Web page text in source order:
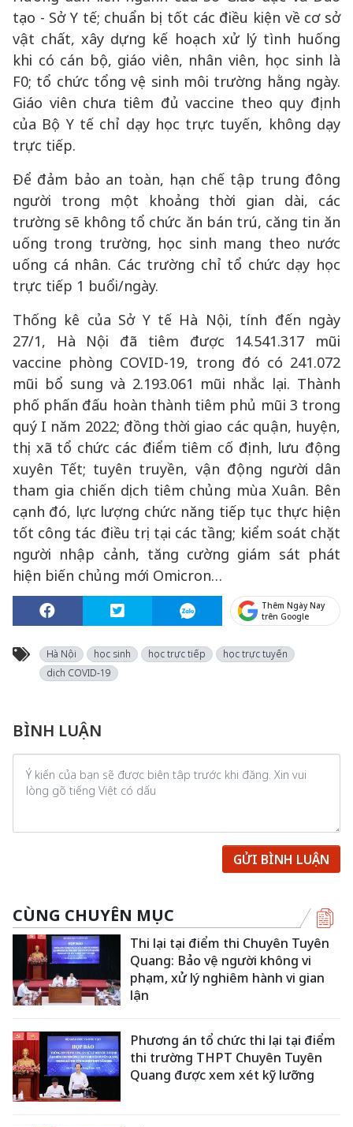
tạo - Sở Y tế; chuẩn bị tốt các điều kiện về cơ sở
vật chất, xây dựng kế hoạch xử lý tình huống
khi có cán bộ, giáo viên, nhân viên, học sinh là
F0; tổ chức tổng vệ sinh môi trường hằng ngày.
Giáo viên chưa tiêm đủ vaccine theo quy định
của Bộ Y tế chỉ dạy học trực tuyến, không dạy
trực tiếp.
Để đảm bảo an toàn, hạn chế tập trung đông
người trong một khoảng thời gian dài, các
trường sẽ không tổ chức ăn bán trú, căng tin ăn
uống trong trường, học sinh mang theo nước
uống cá nhân. Các trường chỉ tổ chức dạy học
trực tiếp 1 buổi/ngày.
Thống kê của Sở Y tế Hà Nội, tính đến ngày
27/1, Hà Nội đã tiêm được 14.541.317 mũi
vaccine phòng COVID-19, trong đó có 241.072
mũi bổ sung và 2.193.061 mũi nhắc lại. Thành
phố phấn đấu hoàn thành tiêm phủ mũi 3 trong
quý I năm 2022; đồng thời giao các quận, huyện,
thị xã tổ chức các điểm tiêm cố định, lưu động
xuyên Tết; tuyên truyền, vận động người dân
tham gia chiến dịch tiêm chủng mùa Xuân. Bên
cạnh đó, lực lượng chức năng tiếp tục thực hiện
tốt công tác điều trị tại các tầng; kiểm soát chặt
người nhập cảnh, tăng cường giám sát phát
hiện biến chủng mới Omicron…
Thêm Ngày Nay
trên Google
Hà Nội học sinh học trực tiếp
học trực tuyến
dịch COVID-19
BÌNH LUẬN
GỬI BÌNH LUẬN
CÙNG CHUYÊN MỤC
Thi lại tại điểm thi Chuyên Tuyên
Quang: Bảo vệ người không vi
phạm, xử lý nghiêm hành vi gian
lận
Phương án tổ chức thi lại tại điểm
thi trường THPT Chuyên Tuyên
Quang được xem xét kỹ lưỡng